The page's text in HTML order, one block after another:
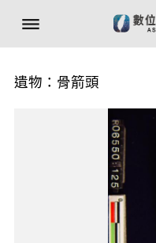
遺物：骨箭頭